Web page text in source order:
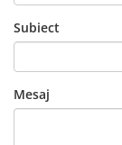
Subiect
Mesaj